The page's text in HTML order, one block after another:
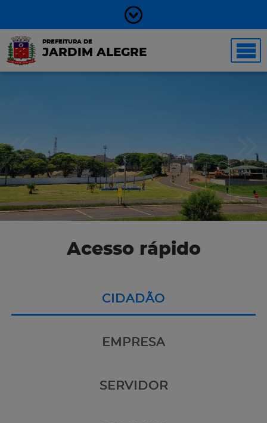
PREFEITURA DE
JARDIM ALEGRE
Acesso rápido
CIDADÃO
EMPRESA
SERVIDOR